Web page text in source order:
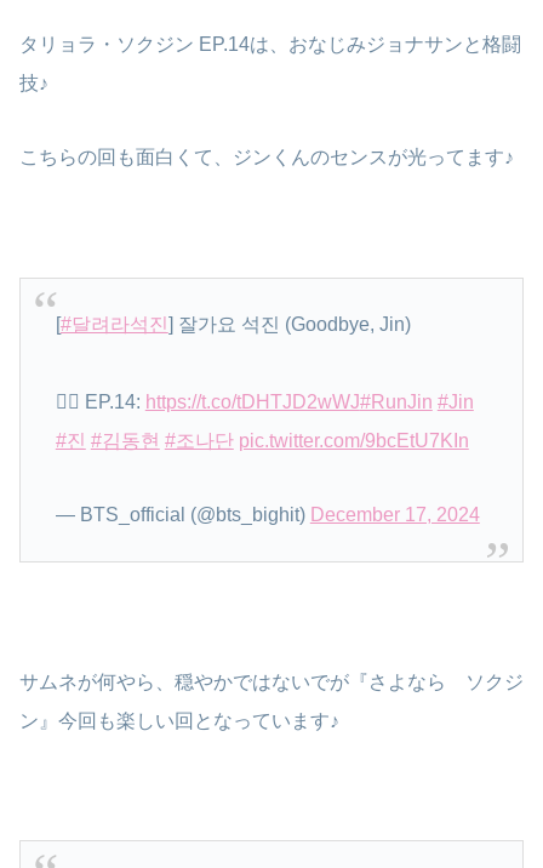
タリョラ・ソクジン EP.14は、おなじみジョナサンと格闘
技♪
こちらの回も面白くて、ジンくんのセンスが光ってます♪
[#달려라석진 ] 잘가요 석진 (Goodbye, Jin)
🏃‍♂️ EP.14: https://t.co/tDHTJD2wWJ#RunJin #Jin
#진 #김동현 #조나단 pic.twitter.com/9bcEtU7KIn
— BTS_official (@bts_bighit) December 17, 2024
サムネが何やら、穏やかではないでが『さよなら ソクジ
ン』今回も楽しい回となっています♪